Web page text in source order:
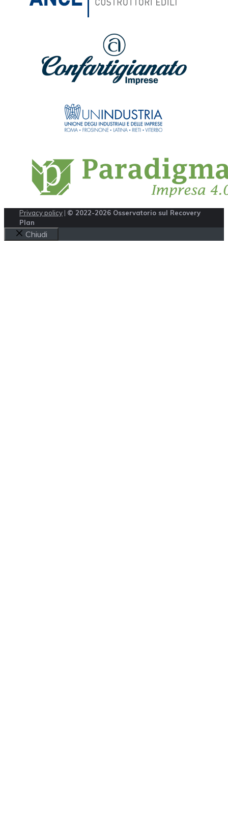
Privacy policy | © 2022-2026 Osservatorio sul Recovery
Plan
Chiudi